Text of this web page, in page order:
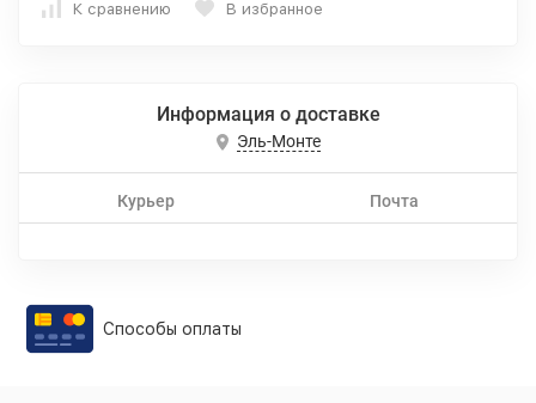
К сравнению В избранное
Информация о доставке
Эль-Монте
Курьер Почта
Способы оплаты